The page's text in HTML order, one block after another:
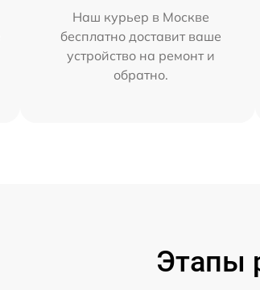
Наш курьер в Москве
бесплатно доставит ваше
устройство на ремонт и
обратно.
Этапы